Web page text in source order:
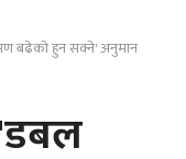
बढेको हुन सक्ने' अनुमान